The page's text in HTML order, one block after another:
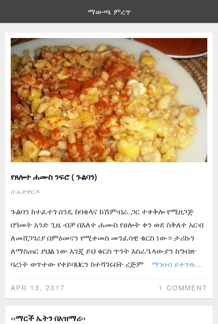
ማውጫ ምረጥ
የጸሎተ ሐሙስ ንፍሮ ( ጉልባን)
በ ኤድዋርዶ
ጉልባን ከተፈተገ ሰንዴ ከባቄላና ከሽምብራ ጋር ተቀቅሎ የሚዘጋጅ
በዓመት አንድ ጊዜ ብቻ በእለተ ሐሙስ የፀሎት ቀን ወደ ስቅለተ አርብ
ለመሸጋገሪያ በምዕመናን የሚቀመስ መንፈሳዊ ቁርስ ነው። ታሪኩን
ለማስጠር ያህል ነው እንጂ ይህ ቁርስ ጥንት እስራዔላውያን ከግብጽ
ባረነት ወጥተው የቀይባህርን ከተሻገሩበት ረጅም
ማንበብ ይቀጥሉ…
APR 13, 2017 1 COMMENT
‹‹ማርች ኤትን በአዝማሪ››